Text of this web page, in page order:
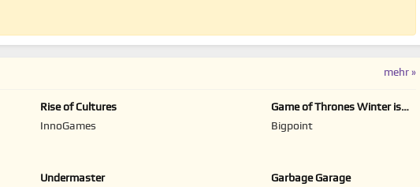
mehr »
Rise of Cultures
InnoGames
Game of Thrones Winter is
Bigpoint
Undermaster
Garbage Garage